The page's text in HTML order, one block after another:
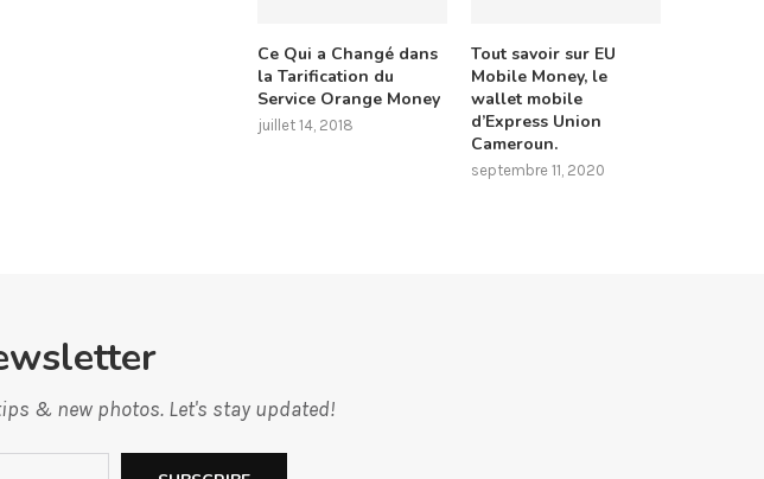
Ce Qui a Changé dans
la Tarification du
Service Orange Money
juillet 14, 2018
Tout savoir sur EU
Mobile Money, le
wallet mobile
d’Express Union
Cameroun.
septembre 11, 2020
& new photos. Let's stay updated!